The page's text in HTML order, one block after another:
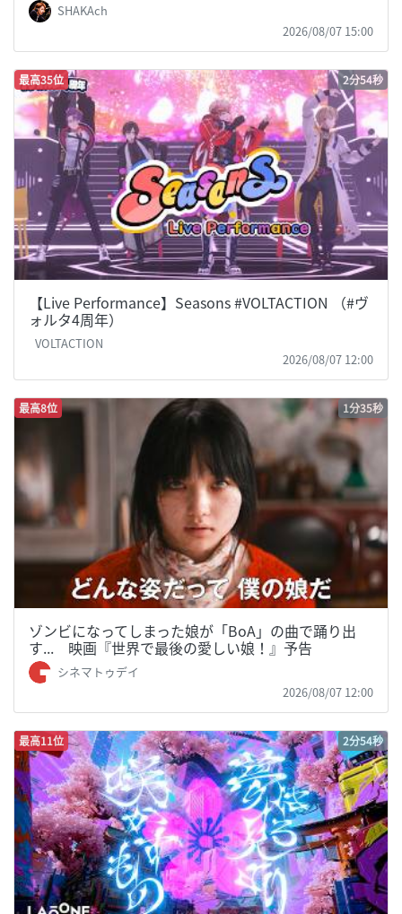
SHAKAch
2026/08/07 15:00
最高35位 2分54秒
【Live Performance】Seasons #VOLTACTION （#ヴ
ォルタ4周年）
VOLTACTION
2026/08/07 12:00
最高8位 1分35秒
ゾンビになってしまった娘が「BoA」の曲で踊り出
す... 映画『世界で最後の愛しい娘！』予告
シネマトゥデイ
2026/08/07 12:00
最高11位 2分54秒